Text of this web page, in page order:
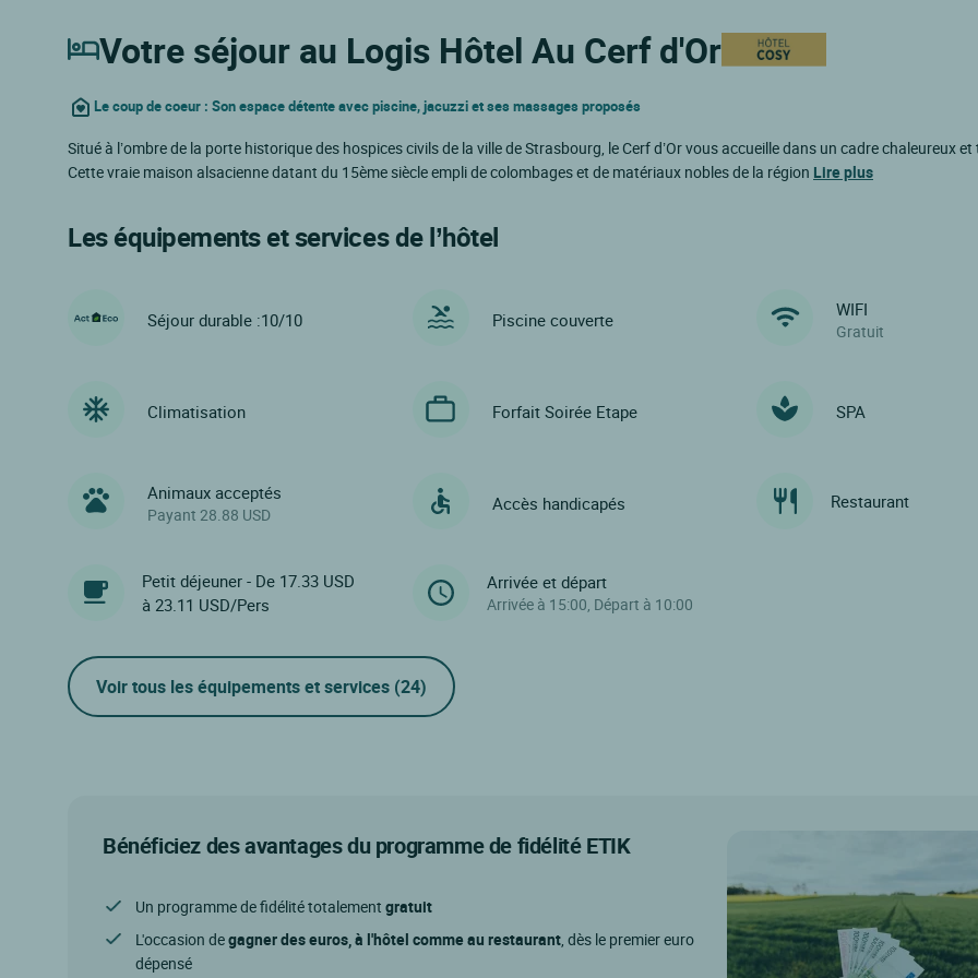
Votre séjour au Logis Hôtel Au Cerf d'Or
Le coup de coeur : Son espace détente avec piscine, jacuzzi et ses massages proposés
Situé à l’ombre de la porte historique des hospices civils de la ville de Strasbourg, le Cerf d’Or vous accueille dans un cadre chaleureux
Cette vraie maison alsacienne datant du 15ème siècle empli de colombages et de matériaux nobles de la région Lire plus
Les équipements et services de l’hôtel
Séjour durable :10/10 Piscine couverte WIFI
Gratuit
Climatisation Forfait Soirée Etape SPA
Animaux acceptés
Payant 28.88 USD
Accès handicapés Restaurant
Petit déjeuner - De 17.33 USD
à 23.11 USD/Pers
Arrivée et départ
Arrivée à 15:00, Départ à 10:00
Voir tous les équipements et services (24)
Bénéficiez des avantages du programme de fidélité ETIK
Un programme de fidélité totalement gratuit
L'occasion degagner des euros, à l'hôtel comme au restaurant , dès le premier euro
dépensé